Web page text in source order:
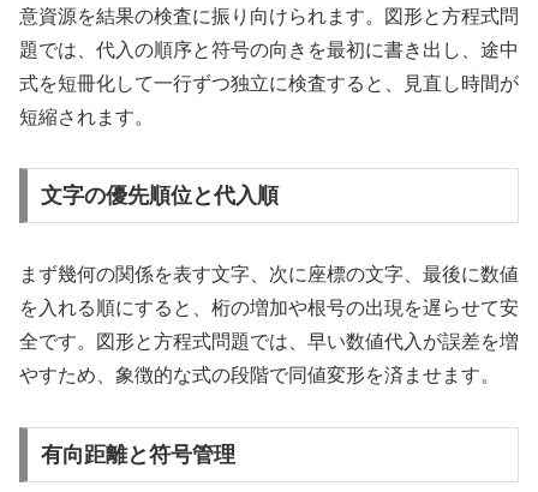
意資源を結果の検査に振り向けられます。図形と方程式問
題では、代入の順序と符号の向きを最初に書き出し、途中
式を短冊化して一行ずつ独立に検査すると、見直し時間が
短縮されます。
文字の優先順位と代入順
まず幾何の関係を表す文字、次に座標の文字、最後に数値
を入れる順にすると、桁の増加や根号の出現を遅らせて安
全です。図形と方程式問題では、早い数値代入が誤差を増
やすため、象徴的な式の段階で同値変形を済ませます。
有向距離と符号管理